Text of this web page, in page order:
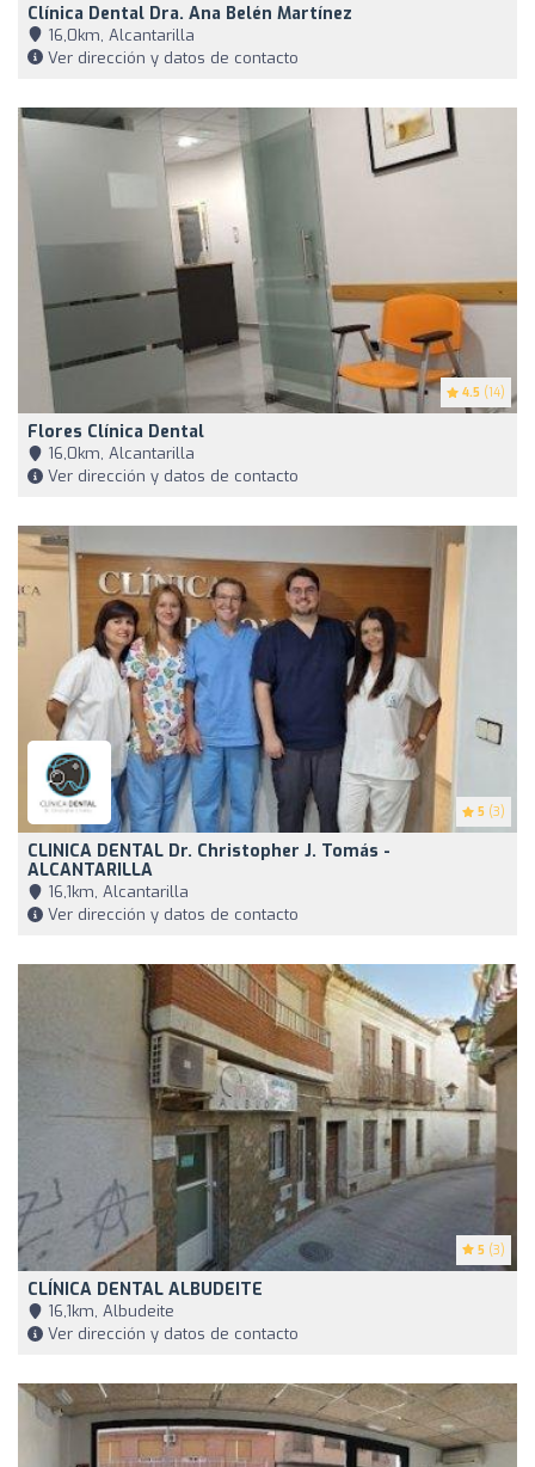
Clínica Dental Dra. Ana Belén Martínez
16,0km, Alcantarilla
Ver dirección y datos de contacto
4.5 (14)
Flores Clínica Dental
16,0km, Alcantarilla
Ver dirección y datos de contacto
5 (3)
CLINICA DENTAL Dr. Christopher J. Tomás -
ALCANTARILLA
16,1km, Alcantarilla
Ver dirección y datos de contacto
5 (3)
CLÍNICA DENTAL ALBUDEITE
16,1km, Albudeite
Ver dirección y datos de contacto